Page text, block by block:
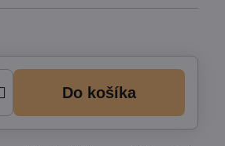
Do košíka